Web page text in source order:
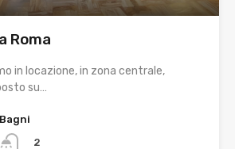
Roma
in locazione, in zona centrale,
su…
Bagni
2